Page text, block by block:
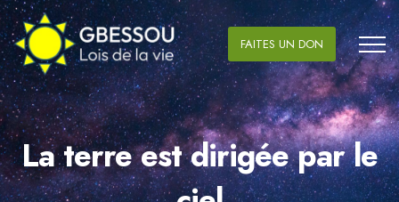
FAITES UN DON
La terre est dirigée par le